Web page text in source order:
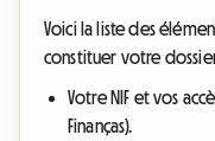
Voici la liste des
constituer votre
Votre NIF et vos
Finanças).